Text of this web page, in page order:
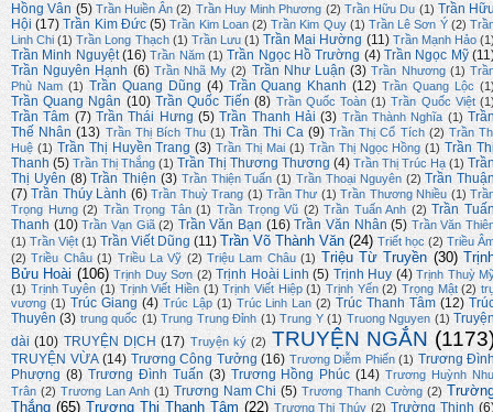
Hồng Vân (5) Trần Huiền Ân (2) Trần Huy Minh Phương (2) Trần Hữu Du (1) Trần
Hội (17) Trần Kim Đức (5) Trần Kim Loan (2) Trần Kim Quy (1) Trần Lê Sơn Ý (2)
Linh Chi (1) Trần Long Thạch (1) Trần Lưu (1) Trần Mai Hường (11) Trần Mạnh Hảo
Trần Minh Nguyệt (16) Trần Năm (1) Trần Ngọc Hồ Trường (4) Trần Ngọc Mỹ
Trần Nguyên Hạnh (6) Trần Nhã My (2) Trần Như Luận (3) Trần Nhương (1)
Phù Nam (1) Trần Quang Dũng (4) Trần Quang Khanh (12) Trần Quang Lộc
Trần Quang Ngân (10) Trần Quốc Tiến (8) Trần Quốc Toàn (1) Trần Quốc Việt
Trần Tâm (7) Trần Thái Hưng (5) Trần Thanh Hải (3) Trần Thành Nghĩa (1)
Thế Nhân (13) Trần Thị Bích Thu (1) Trần Thi Ca (9) Trần Thị Cổ Tích (2) Trần
Huệ (1) Trần Thị Huyền Trang (3) Trần Thị Mai (1) Trần Thị Ngọc Hồng (1) Trần
Thanh (5) Trần Thị Thắng (1) Trần Thị Thương Thương (4) Trần Thị Trúc Hạ (1)
Thị Uyên (8) Trần Thiện (3) Trần Thiện Tuấn (1) Trần Thoại Nguyên (2) Trần
(7) Trần Thúy Lành (6) Trần Thuỳ Trang (1) Trần Thư (1) Trần Thương Nhiều (1)
Trọng Hưng (2) Trần Trọng Tân (1) Trần Trọng Vũ (2) Trần Tuấn Anh (2) Trần
Thanh (10) Trần Vạn Giã (2) Trần Văn Bạn (16) Trần Văn Nhân (5) Trần Văn
(1) Trần Việt (1) Trần Viết Dũng (11) Trần Võ Thành Văn (24) Triết học (2) Triều
(2) Triều Châu (1) Triều La Vỹ (2) Triệu Lam Châu (1) Triệu Từ Truyền (30)
Bửu Hoài (106) Trịnh Duy Sơn (2) Trịnh Hoài Linh (5) Trịnh Huy (4) Trịnh Thuỳ
(1) Trịnh Tuyên (1) Trịnh Viết Hiền (1) Trịnh Viết Hiệp (1) Trịnh Yến (2) Trọng Mật (2)
vương (1) Trúc Giang (4) Trúc Lập (1) Trúc Linh Lan (2) Trúc Thanh Tâm (12)
Thuyên (3) trung quốc (1) Trung Trung Đỉnh (1) Trung Y (1) Truong Nguyen (1)
dài (10) TRUYỆN DỊCH (17) Truyện ký (2) TRUYỆN NGẮN
TRUYỆN VỪA (14) Trương Công Tưởng (16) Trương Diễm Phiến (1) Trương
Phượng (8) Trương Đình Tuấn (3) Trương Hồng Phúc (14) Trương Huỳnh
Trân (2) Trương Lan Anh (1) Trương Nam Chi (5) Trương Thanh Cường (2)
Thắng (65) Trương Thị Thanh Tâm (22) Trương Thị Thúy (2) Trường Thịnh